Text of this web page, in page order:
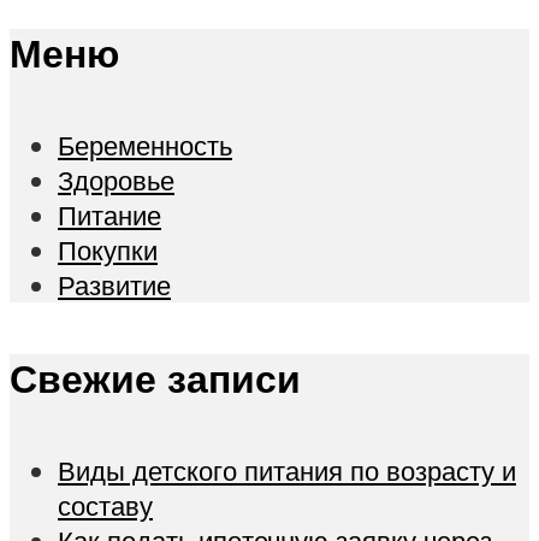
Меню
Беременность
Здоровье
Питание
Покупки
Развитие
Свежие записи
Виды детского питания по возрасту и
составу